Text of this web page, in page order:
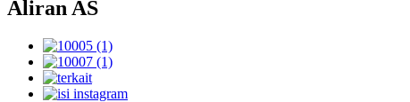
Aliran AS